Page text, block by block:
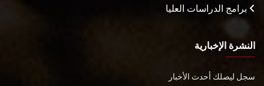
برامج الدراسات العليا
النشرة الإخبارية
سجل ليصلك أحدث الأخبار